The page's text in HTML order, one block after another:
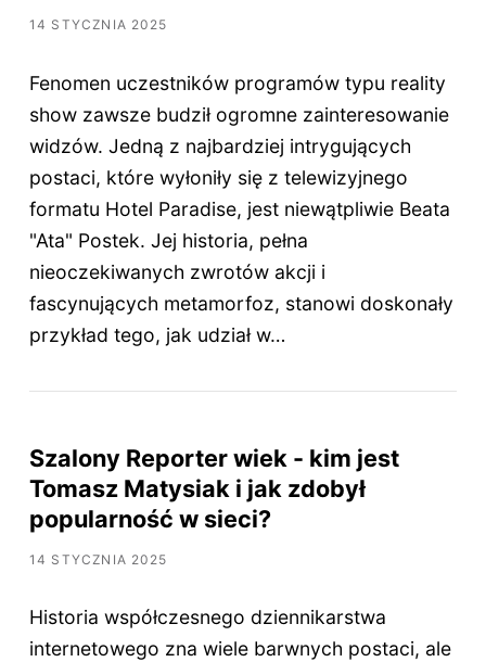
14 STYCZNIA 2025
Fenomen uczestników programów typu reality
show zawsze budził ogromne zainteresowanie
widzów. Jedną z najbardziej intrygujących
postaci, które wyłoniły się z telewizyjnego
formatu Hotel Paradise, jest niewątpliwie Beata
"Ata" Postek. Jej historia, pełna
nieoczekiwanych zwrotów akcji i
fascynujących metamorfoz, stanowi doskonały
przykład tego, jak udział w…
Szalony Reporter wiek - kim jest
Tomasz Matysiak i jak zdobył
popularność w sieci?
14 STYCZNIA 2025
Historia współczesnego dziennikarstwa
internetowego zna wiele barwnych postaci, ale